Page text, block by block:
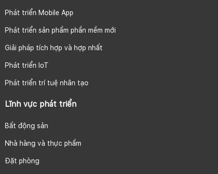
Phát triển Mobile App
Phát triển sản phẩm phần mềm mới
Giải pháp tích hợp và hợp nhất
Phát triển IoT
Phát triển trí tuệ nhân tạo
Lĩnh vực phát triển
Bất động sản
Nhà hàng và thực phẩm
Đặt phòng